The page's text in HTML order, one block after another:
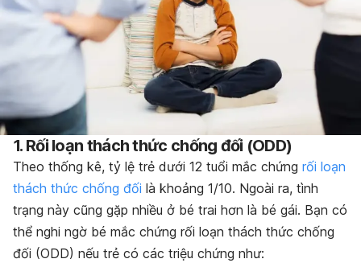
1. Rối loạn thách thức chống đối (ODD)
Theo thống kê, tỷ lệ trẻ dưới 12 tuổi mắc chứng rối loạn
thách thức chống đối là khoảng 1/10. Ngoài ra, tình
trạng này cũng gặp nhiều ở bé trai hơn là bé gái. Bạn có
thể nghi ngờ bé mắc chứng rối loạn thách thức chống
đối (ODD) nếu trẻ có các triệu chứng như: